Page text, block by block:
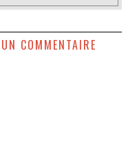
COMMENTAIRE